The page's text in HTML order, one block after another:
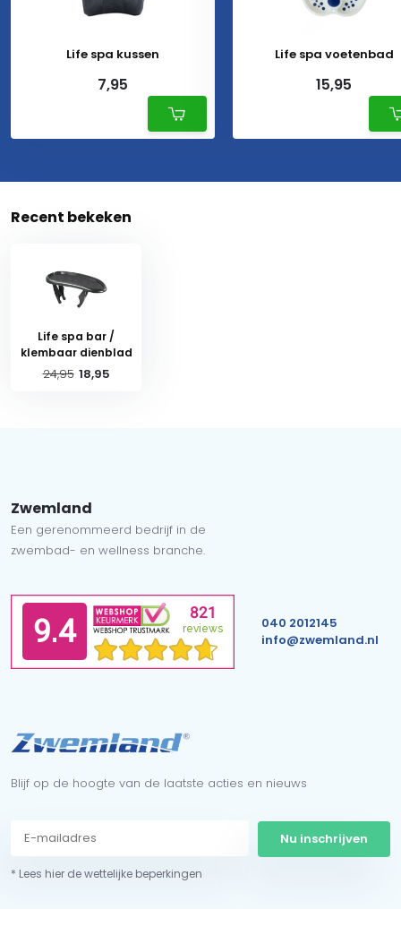
Life spa kussen
7,95
Life spa voetenbad
15,95
Recent bekeken
Life spa bar /
klembaar dienblad
24,95 18,95
Zwemland
Een gerenommeerd bedrijf in de
zwembad- en wellness branche.
040 2012145
info@zwemland.nl
Blijf op de hoogte van de laatste acties en nieuws
Nu inschrijven
* Lees hier de wettelijke beperkingen